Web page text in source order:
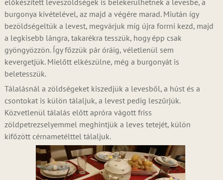
előkészített leveszöldségek is belekerülhetnek a levesbe, a
burgonya kivételével, az majd a végére marad. Miután így
bezöldségeltük a levest, megvárjuk míg újra forrni kezd, majd
a legkisebb lángra, takarékra tesszük, hogy épp csak
gyöngyözzön. Így főzzük pár óráig, véletlenül sem
kevergetjük. Mielőtt elkészülne, még a burgonyát is
beletesszük.
Tálalásnál a zöldségeket kiszedjük a levesből, a húst és a
csontokat is külön tálaljuk, a levest pedig leszűrjük.
Közvetlenül tálalás előtt apróra vágott friss
zöldpetrezselyemmel meghintjük a leves tetejét, külön
kifőzött cérnametélttel tálaljuk.